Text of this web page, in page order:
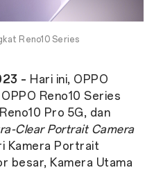
Reno10 Series
– Hari ini, OPPO
Reno10 Series
Pro 5G, dan
Clear Portrait Camera
Kamera Portrait
besar, Kamera Utama